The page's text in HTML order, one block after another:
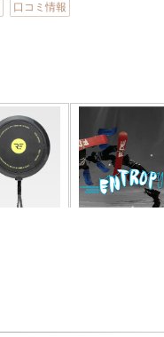
口コミ情報